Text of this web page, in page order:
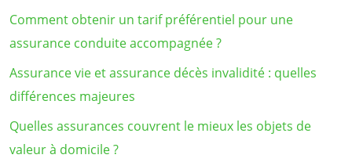
Comment obtenir un tarif préférentiel pour une
assurance conduite accompagnée ?
Assurance vie et assurance décès invalidité : quelles
différences majeures
Quelles assurances couvrent le mieux les objets de
valeur à domicile ?